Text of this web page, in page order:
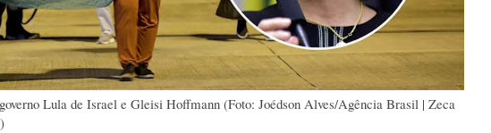
Lula de Israel e Gleisi Hoffmann (Foto: Joédson Alves/Agência Brasil | Zeca